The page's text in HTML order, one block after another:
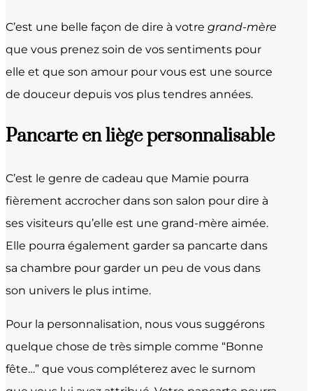
C’est une belle façon de dire à votre grand-mère
que vous prenez soin de vos sentiments pour
elle et que son amour pour vous est une source
de douceur depuis vos plus tendres années.
Pancarte en liège personnalisable
C’est le genre de cadeau que Mamie pourra
fièrement accrocher dans son salon pour dire à
ses visiteurs qu’elle est une grand-mère aimée.
Elle pourra également garder sa pancarte dans
sa chambre pour garder un peu de vous dans
son univers le plus intime.
Pour la personnalisation, nous vous suggérons
quelque chose de très simple comme “Bonne
fête…” que vous compléterez avec le surnom